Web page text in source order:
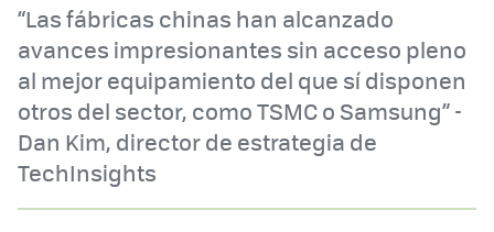
“Las fábricas chinas han alcanzado
avances impresionantes sin acceso pleno
al mejor equipamiento del que sí disponen
otros del sector, como TSMC o Samsung” -
Dan Kim, director de estrategia de
TechInsights